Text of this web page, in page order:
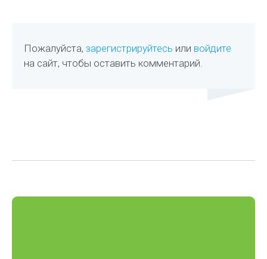
Пожалуйста,зарегистрируйтесь или войдите
на сайт, чтобы оставить комментарий.